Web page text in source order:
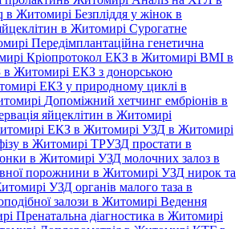
в Житомирі Безпліддя у жінок в
в Житомирі Сурогатне
Передімплантаційна генетична
Кріопротокол ЕКЗ в Житомирі ВМІ в
в Житомирі ЕКЗ з донорською
ЕКЗ у природному циклі в
Допоміжний хетчинг ембріонів в
яйцеклітин в Житомирі
ЕКЗ в Житомирі УЗД в Житомирі
в Житомирі ТРУЗД простати в
в Житомирі УЗД молочних залоз в
порожнини в Житомирі УЗД нирок та
УЗД органів малого таза в
залози в Житомирі Ведення
Пренатальна діагностика в Житомирі